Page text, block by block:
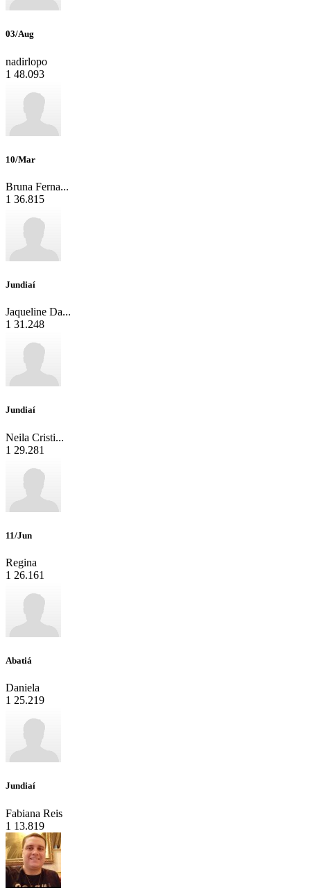
03/Aug
nadirlopo
1 48.093
10/Mar
Bruna Ferna...
1 36.815
Jundiaí
Jaqueline Da...
1 31.248
Jundiaí
Neila Cristi...
1 29.281
11/Jun
Regina
1 26.161
Abatiá
Daniela
1 25.219
Jundiaí
Fabiana Reis
1 13.819